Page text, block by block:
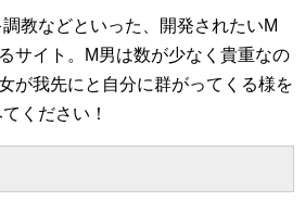
教などといった、開発されたいM
サイト。M男は数が少なく貴重なの
が我先にと自分に群がってくる様を
ください！